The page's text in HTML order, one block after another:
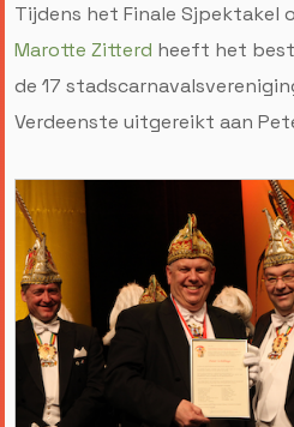
Tijdens het Finale Sjpektakel
Marotte Zitterd heeft het
de 17
Verdeenste uitgereikt aan